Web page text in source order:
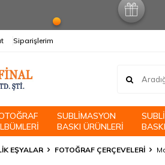
Siparişlerim
SUBLİMASYON
BASKI ÜRÜNLERİ
EŞYALAR FOTOĞRAF ÇERÇEVELERİ